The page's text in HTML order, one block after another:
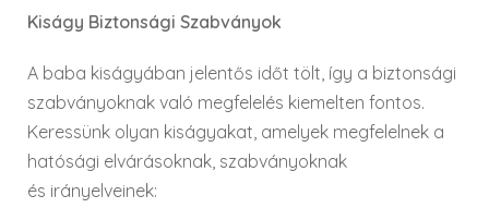
Kiságy Biztonsági Szabványok
A baba kiságyában jelentős időt tölt, így a biztonsági
szabványoknak való megfelelés kiemelten fontos.
Keressünk olyan kiságyakat, amelyek megfelelnek a
hatósági elvárásoknak, szabványoknak
és irányelveinek: